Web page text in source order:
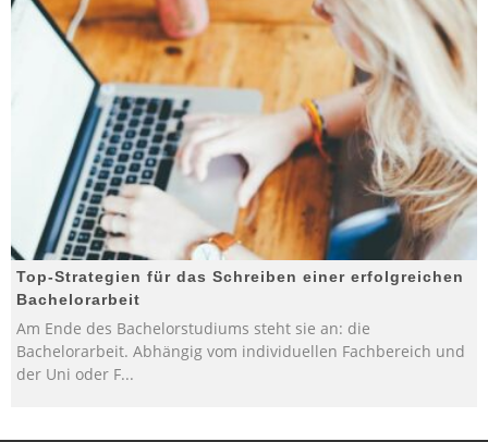
Top-Strategien für das Schreiben einer erfolgreichen
Bachelorarbeit
Am Ende des Bachelorstudiums steht sie an: die
Bachelorarbeit. Abhängig vom individuellen Fachbereich und
der Uni oder F...